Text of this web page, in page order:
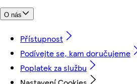
O nás
Přístupnost
Podívejte se, kam doručujeme
Poplatek za službu